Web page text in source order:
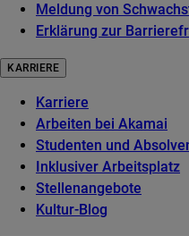
Meldung von
Erklärung zur
KARRIERE
Karriere
Arbeiten bei Akamai
Studenten und
Inklusiver Arbeitsplatz
Stellenangebote
Kultur-Blog